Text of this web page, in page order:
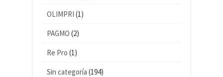
OLIMPRI (1)
PAGMO (2)
Re Pro (1)
Sin categoría (194)